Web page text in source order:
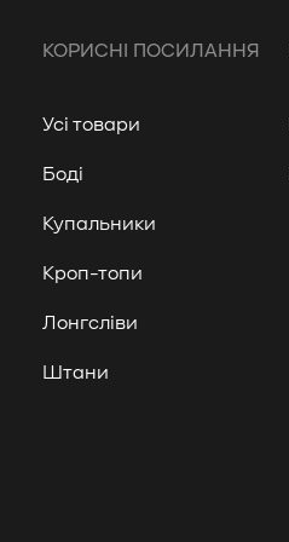
КОРИСНІ ПОСИЛАННЯ
Усі товари
Боді
Купальники
Кроп-топи
Лонгсліви
Штани